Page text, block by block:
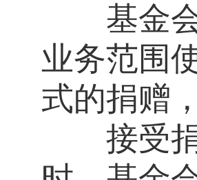
基金会
业务范围
式的捐赠
接受捐